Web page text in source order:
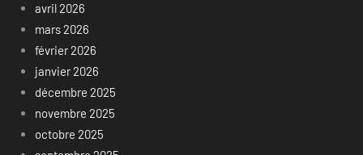
avril 2026
mars 2026
février 2026
janvier 2026
décembre 2025
novembre 2025
octobre 2025